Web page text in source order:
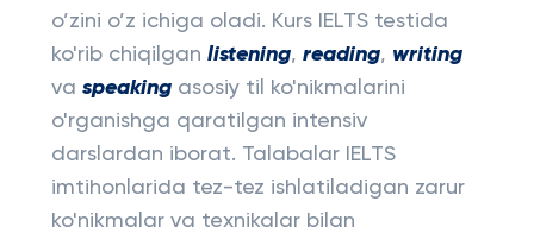
o’zini o’z ichiga oladi. Kurs IELTS testida
ko'rib chiqilgan listening, reading, writing
va speakingasosiy til ko'nikmalarini
o'rganishga qaratilgan intensiv
darslardan iborat. Talabalar IELTS
imtihonlarida tez-tez ishlatiladigan zarur
ko'nikmalar va texnikalar bilan